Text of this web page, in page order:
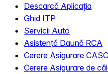
Descarcă Aplicația
Ghid ITP
Servicii Auto
Asistență Daună RCA
Cerere Asigurare
Cerere Asigurare de